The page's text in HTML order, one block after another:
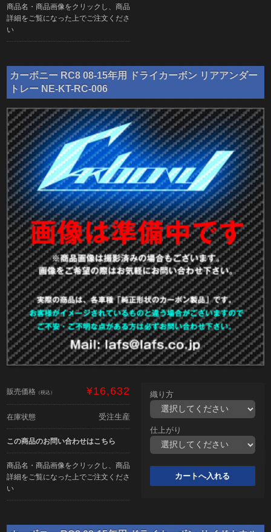
商品名・商品画像をクリックし、商品
詳細をご覧になった上でご注文くださ
い
カーボニー RC8 08-15年用 ドライカーボン リアアンダー
トレー NE-KT-RC-006
販売価格 （税込） ¥16,632
在庫状態 受注生産
この商品のお問い合わせはこちら
商品名・商品画像をクリックし、商品
詳細をご覧になった上でご注文くださ
い
織り方
仕上がり